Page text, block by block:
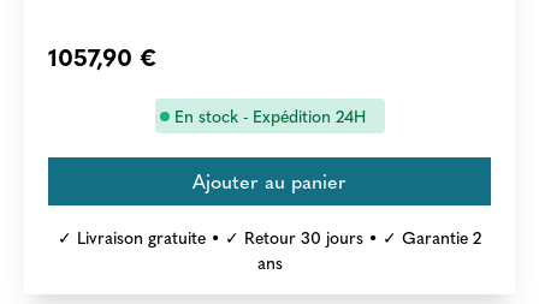
1057,90 €
En stock - Expédition 24H
✓ Livraison gratuite • ✓ Retour 30 jours • ✓ Garantie 2
ans